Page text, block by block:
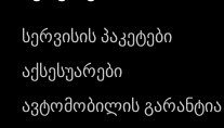
სერვისის პაკეტები
აქსესუარები
ავტომობილის გარანტია